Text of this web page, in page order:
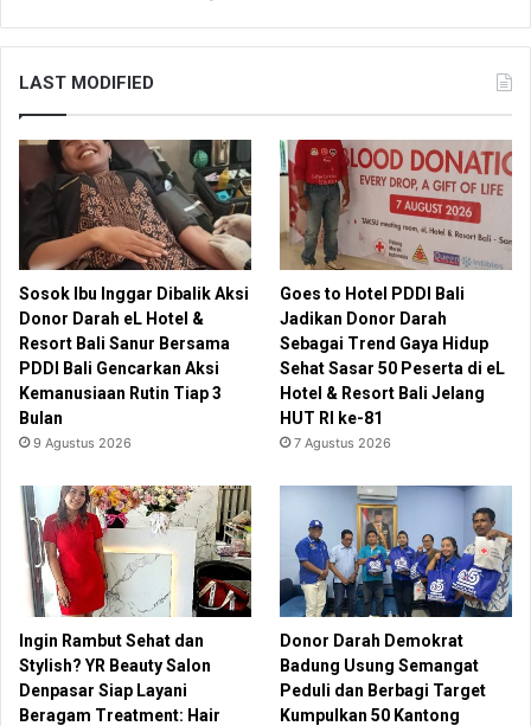
LAST MODIFIED
Sosok Ibu Inggar Dibalik Aksi
Donor Darah eL Hotel &
Resort Bali Sanur Bersama
PDDI Bali Gencarkan Aksi
Kemanusiaan Rutin Tiap 3
Bulan
9 Agustus 2026
Goes to Hotel PDDI Bali
Jadikan Donor Darah
Sebagai Trend Gaya Hidup
Sehat Sasar 50 Peserta di eL
Hotel & Resort Bali Jelang
HUT RI ke-81
7 Agustus 2026
Ingin Rambut Sehat dan
Stylish? YR Beauty Salon
Denpasar Siap Layani
Beragam Treatment: Hair
Donor Darah Demokrat
Badung Usung Semangat
Peduli dan Berbagi Target
Kumpulkan 50 Kantong